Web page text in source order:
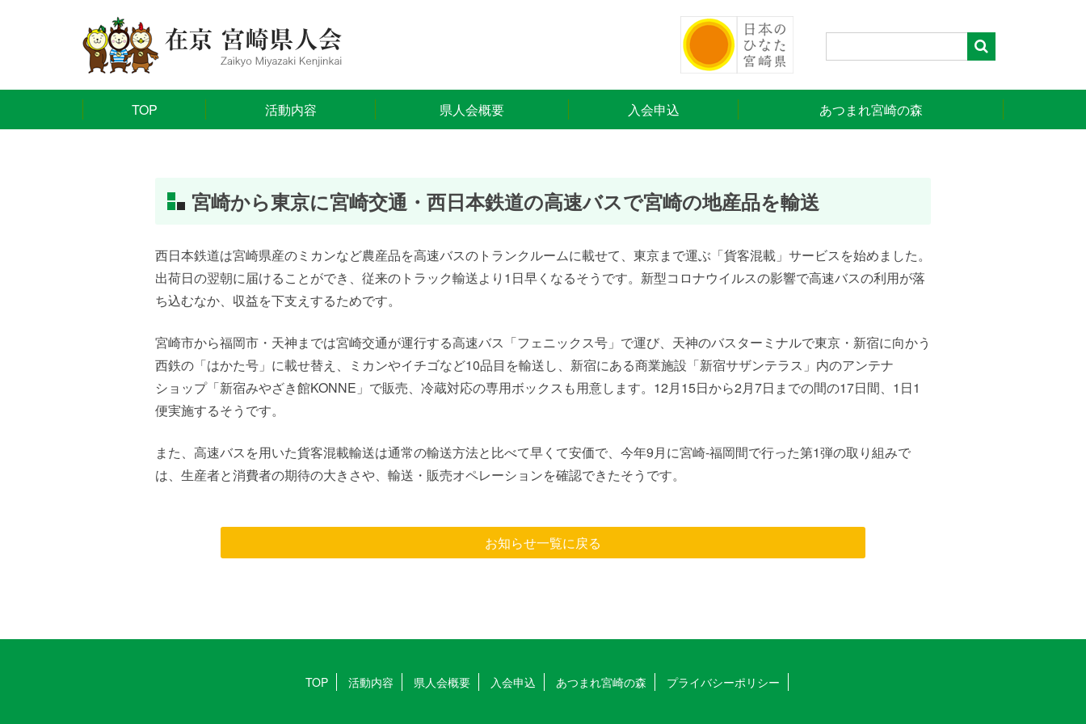
TOP 活動内容 県人会概要 入会申込 あつまれ宮崎の森
宮崎から東京に宮崎交通・西日本鉄道の高速バスで宮崎の地産品を輸送
西日本鉄道は宮崎県産のミカンなど農産品を高速バスのトランクルームに載せて、東京まで運ぶ「貨客混載」サービスを始めました。
出荷日の翌朝に届けることができ、従来のトラック輸送より1日早くなるそうです。新型コロナウイルスの影響で高速バスの利用が落
ち込むなか、収益を下支えするためです。
宮崎市から福岡市・天神までは宮崎交通が運行する高速バス「フェニックス号」で運び、天神のバスターミナルで東京・新宿に向かう
西鉄の「はかた号」に載せ替え、ミカンやイチゴなど10品目を輸送し、新宿にある商業施設「新宿サザンテラス」内のアンテナ
ショップ「新宿みやざき館KONNE」で販売、冷蔵対応の専用ボックスも用意します。12月15日から2月7日までの間の17日間、1日1
便実施するそうです。
また、高速バスを用いた貨客混載輸送は通常の輸送方法と比べて早くて安価で、今年9月に宮崎-福岡間で行った第1弾の取り組みで
は、生産者と消費者の期待の大きさや、輸送・販売オペレーションを確認できたそうです。
お知らせ一覧に戻る
TOP 活動内容 県人会概要 入会申込 あつまれ宮崎の森 プライバシーポリシー